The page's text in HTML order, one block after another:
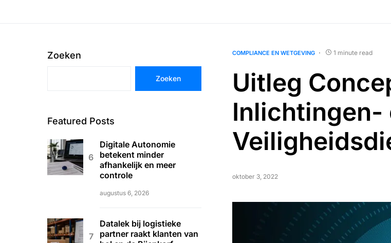
COMPLIANCE EN WETGEVING 1 minute read
Uitleg
Inlichtingen-
oktober 3, 2022
Zoeken
Zoeken
Featured Posts
Digitale Autonomie
betekent minder
afhankelijk en meer
controle
augustus 6, 2026
Datalek bij logistieke
partner raakt klanten van